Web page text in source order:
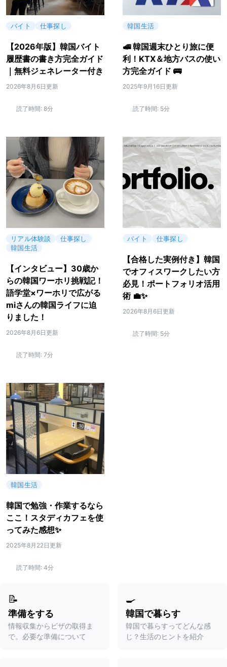
バイト 仕事探し
【2026年版】韓国バイト
履歴書の書き方完全ガイド
｜無料ジェネレーター付き
2026年8月6日更新
読了時間: 8分
韓国生活
🚅 韓国週末ひとり旅に便
利！KTX＆地方バスの使い
方完全ガイド 🚌
2025年9月16日更新
読了時間: 5分
リアル体験談
仕事探し
韓国生活
【インタビュー】30歳か
らの韓国ワーホリ挑戦記！
語学堂×ワーホリで広がる
miさんの韓国ライフに迫
りました！
2026年8月6日更新
読了時間: 7分
バイト 仕事探し
【合格した実例付き】韓国
でオフィスワークしたい方
必見！ポートフォリオ活用
術 💼✨
2026年8月6日更新
読了時間: 5分
韓国生活
韓国で勉強・作業するなら
ここ！スタディカフェを使
ってみた感想✨
2025年8月22日更新
読了時間: 4分
📝
準備をする
情報収集からビザの取得ま
で。必要な準備について
🍳
韓国で暮らす
韓国で暮らすってどんな感
じ？生活のヒントを紹介